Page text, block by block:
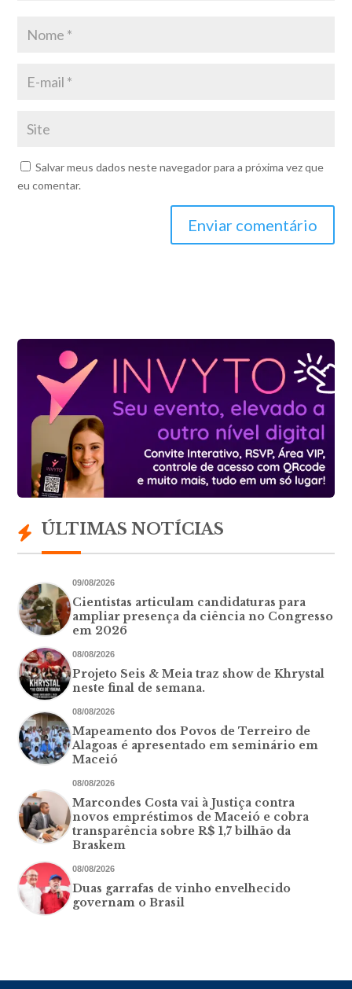
Salvar meus dados neste navegador para a próxima vez que
eu comentar.
Enviar comentário
ÚLTIMAS NOTÍCIAS
09/08/2026
Cientistas articulam candidaturas para
ampliar presença da ciência no Congresso
em 2026
08/08/2026
Projeto Seis & Meia traz show de Khrystal
neste final de semana.
08/08/2026
Mapeamento dos Povos de Terreiro de
Alagoas é apresentado em seminário em
Maceió
08/08/2026
Marcondes Costa vai à Justiça contra
novos empréstimos de Maceió e cobra
transparência sobre R$ 1,7 bilhão da
Braskem
08/08/2026
Duas garrafas de vinho envelhecido
governam o Brasil